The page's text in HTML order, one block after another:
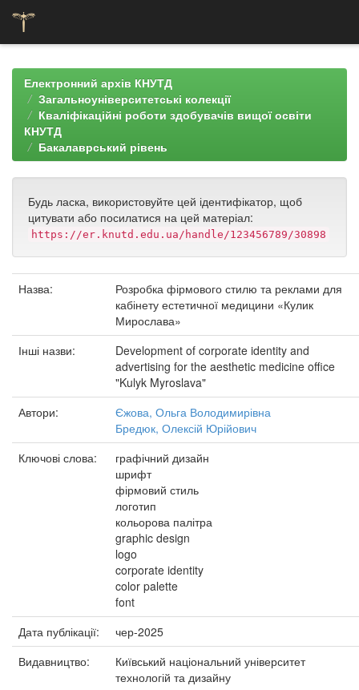
navigationЕлектронний архів КНУТД
Загальноуніверситетські колекції
Кваліфікаційні роботи здобувачів вищої освіти
КНУТД
Бакалаврський рівень
Будь ласка, використовуйте цей ідентифікатор, щоб
цитувати або посилатися на цей матеріал:
https://er.knutd.edu.ua/handle/123456789/30898
Назва:
Розробка фірмового стилю та реклами для
кабінету естетичної медицини «Кулик
Мирослава»
Інші назви:
Development of corporate identity and
advertising for the aesthetic medicine office
"Kulyk Myroslava"
Автори:
Єжова, Ольга Володимирівна
Бредюк, Олексій Юрійович
Ключові слова:
графічний дизайн
шрифт
фірмовий стиль
логотип
кольорова палітра
graphic design
logo
corporate identity
color palette
font
Дата публікації:
чер-2025
Видавництво:
Київський національний університет
технологій та дизайну